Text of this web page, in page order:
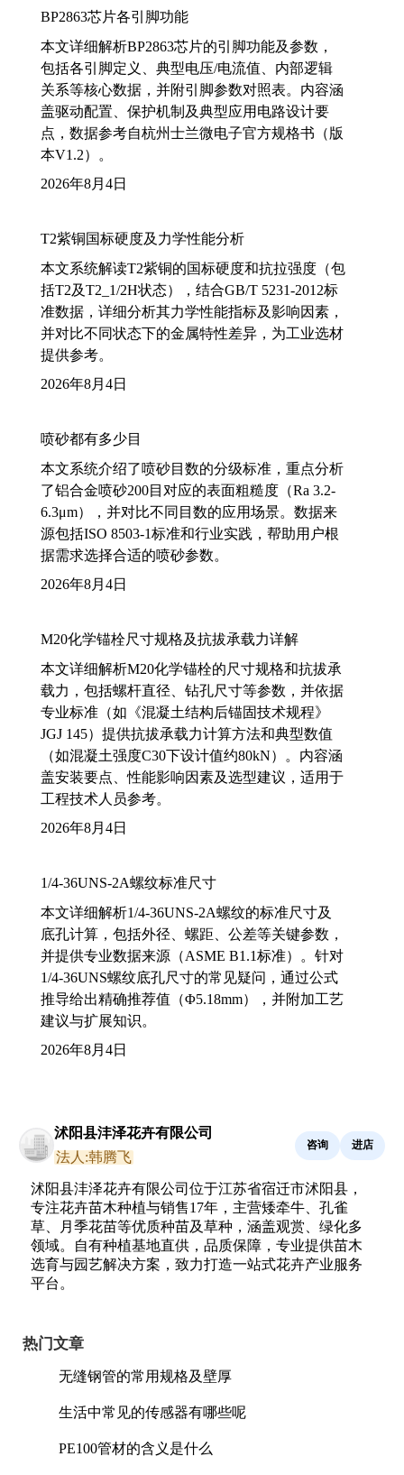
BP2863芯片各引脚功能
本文详细解析BP2863芯片的引脚功能及参数，
包括各引脚定义、典型电压/电流值、内部逻辑
关系等核心数据，并附引脚参数对照表。内容涵
盖驱动配置、保护机制及典型应用电路设计要
点，数据参考自杭州士兰微电子官方规格书（版
本V1.2）。
2026年8月4日
T2紫铜国标硬度及力学性能分析
本文系统解读T2紫铜的国标硬度和抗拉强度（包
括T2及T2_1/2H状态），结合GB/T 5231-2012标
准数据，详细分析其力学性能指标及影响因素，
并对比不同状态下的金属特性差异，为工业选材
提供参考。
2026年8月4日
喷砂都有多少目
本文系统介绍了喷砂目数的分级标准，重点分析
了铝合金喷砂200目对应的表面粗糙度（Ra 3.2-
6.3μm），并对比不同目数的应用场景。数据来
源包括ISO 8503-1标准和行业实践，帮助用户根
据需求选择合适的喷砂参数。
2026年8月4日
M20化学锚栓尺寸规格及抗拔承载力详解
本文详细解析M20化学锚栓的尺寸规格和抗拔承
载力，包括螺杆直径、钻孔尺寸等参数，并依据
专业标准（如《混凝土结构后锚固技术规程》
JGJ 145）提供抗拔承载力计算方法和典型数值
（如混凝土强度C30下设计值约80kN）。内容涵
盖安装要点、性能影响因素及选型建议，适用于
工程技术人员参考。
2026年8月4日
1/4-36UNS-2A螺纹标准尺寸
本文详细解析1/4-36UNS-2A螺纹的标准尺寸及
底孔计算，包括外径、螺距、公差等关键参数，
并提供专业数据来源（ASME B1.1标准）。针对
1/4-36UNS螺纹底孔尺寸的常见疑问，通过公式
推导给出精确推荐值（Φ5.18mm），并附加工艺
建议与扩展知识。
2026年8月4日
沭阳县沣泽花卉有限公司
法人:韩腾飞
咨询 进店
沭阳县沣泽花卉有限公司位于江苏省宿迁市沭阳县，
专注花卉苗木种植与销售17年，主营矮牵牛、孔雀
草、月季花苗等优质种苗及草种，涵盖观赏、绿化多
领域。自有种植基地直供，品质保障，专业提供苗木
选育与园艺解决方案，致力打造一站式花卉产业服务
平台。
热门文章
无缝钢管的常用规格及壁厚
生活中常见的传感器有哪些呢
PE100管材的含义是什么